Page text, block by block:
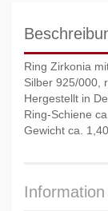
Ring Zirkonia
Silber 925/000,
Hergestellt in
Ring-Schiene
Gewicht ca.